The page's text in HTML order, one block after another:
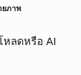
ภาพ
ลดหรือ AI